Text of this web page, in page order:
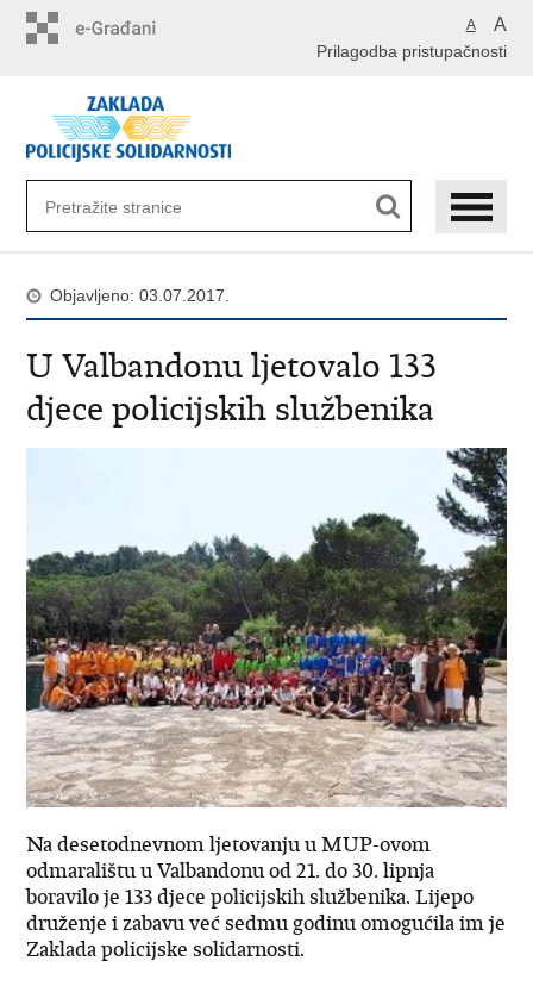
A A
Prilagodba pristupačnosti
Objavljeno: 03.07.2017.
U Valbandonu ljetovalo 133
djece policijskih službenika
Na desetodnevnom ljetovanju u MUP-ovom
odmaralištu u Valbandonu od 21. do 30. lipnja
boravilo je 133 djece policijskih službenika. Lijepo
druženje i zabavu već sedmu godinu omogućila im je
Zaklada policijske solidarnosti.